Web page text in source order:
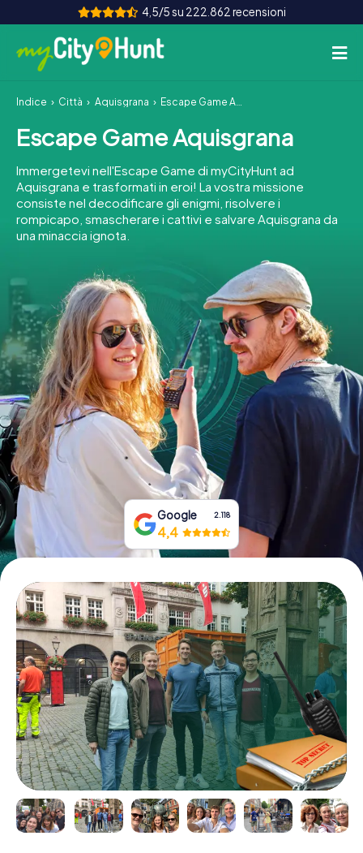
4,5/5 su 222.862 recensioni
Come funziona
Città
Tour
Team Building
INT AT CH
DE
ES
FR UK
IE
IT
NL
Prenota Biglietti
Acquista i Voucher
Indice Città Aquisgrana Escape Game Aquisgrana
Escape Game Aquisgrana
Immergetevi nell'Escape Game di myCityHunt ad
Aquisgrana e trasformati in eroi! La vostra missione
consiste nel decodificare gli enigmi, risolvere i
rompicapo, smascherare i cattivi e salvare Aquisgrana da
una minaccia ignota.
Google 2.118
4,4